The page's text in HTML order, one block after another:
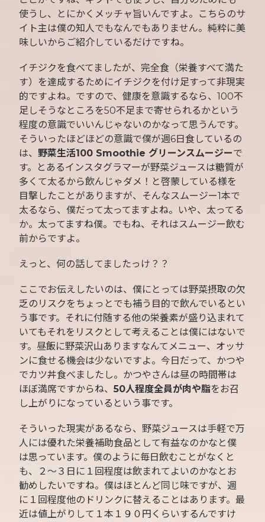
使うし、とにかくメッチャ旨いんですよ。こちらのサ
イト主は僕の知人でもなんでもありません。純粋に美
味しいからご紹介しているだけですね。
イチジクを食べてましたが、完全食（栄養すべて満た
す）を達成するためにイチジクを付け足すって非現実
的ですよね。ですので、健康を意識するなら、100不
足しそうなところを50不足まで寄せられるかという
程度の意識でいいんじゃないのかなって思うんです。
そういったほどほどの意識で僕が週6日食しているの
は、野菜生活100 Smoothie グリーンスムージーで
す。とあるインスタグラマーが野菜ジュースは糖質が
多くて太るから飲んじゃダメ！と啓蒙している様を
目撃したことがありますが、そんなスムージー1本で
太るなら、僕だって太ってますよね。いや、太ってる
か。太ってますね僕。でもね、それはスムージー飲む
前からですよ。
えっと、何の話してましたっけ？？
ここでお伝えしたいのは、僕にとっては野菜摂取の欠
乏のリスクをちょっとでも補う目的で飲んでいるとい
う事です。それに付随する他の栄養素が盛り込まれて
いてもそれをリスクとして考えることは僕にはないで
す。昼飯に野菜沢山ありますなんてメニュー、オッサ
ンに食せる機会は少ないですよ。今日だって、かつや
でカツ丼食べましたし。かつやさんは昼の時間帯は
ほぼ満席ですからね、50人程度全員が肉や脂をお召
し上がりになっているという事です。
そういった現実があるなら、野菜ジュースは手軽で万
人には優れた栄養補助食品として有益なのかなと僕
は思っています。僕のように毎日飲むことがなくと
も、２〜３日に１回程度は飲まれてよいのかなとお
勧めしたいですね。僕はほとんど同じ味ですが、週
に１回程度他のドリンクに替えることはあります。最
近は値上がりして１本１９０円くらいするんですけ